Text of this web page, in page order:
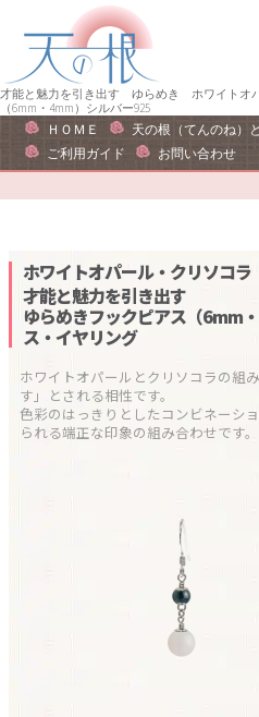
ー
シ
ン
へ
キ
ン
ツ
ス
キ
プ
才能と魅力を引き出す ゆらめき ホワイトオ
（6mm・4mm）シルバー925
ＨＯＭＥ 天の根（てんのね）
ご利用ガイド
お問い合わせ
ピアス・イヤリング
リング
誕生石で選ぶ
干支石で選ぶ
石の名前で選ぶ
ホワイトオパール・クリソコラ
才能と魅力を引き出す
ゆらめきフックピアス（6mm
ス・イヤリング
ホワイトオパールとクリソコラの組
す」とされる相性です。
色彩のはっきりとしたコンビネーシ
られる端正な印象の組み合わせです。